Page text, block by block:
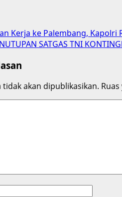
Kerja ke Palembang,
SATGAS TNI
akan dipublikasikan.